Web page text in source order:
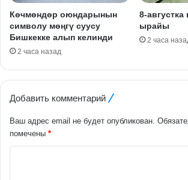
Көчмөндөр оюндарынын
символу мөңгү суусу
Бишкекке алып келинди
2 часа назад
8-августка
ырайы
2 часа
Добавить комментарий
Ваш адрес email не будет опубликован.
помечены *